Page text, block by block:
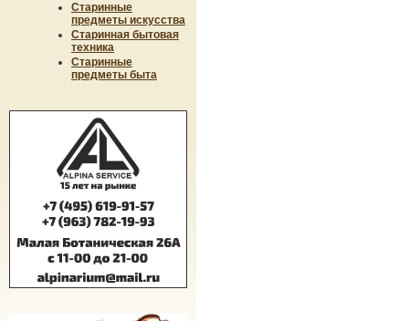
Старинные
предметы искусства
Старинная бытовая
техника
Старинные
предметы быта